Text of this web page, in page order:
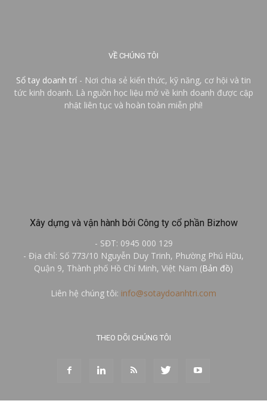
VỀ CHÚNG TÔI
Sổ tay doanh trí - Nơi chia sẻ kiến thức, kỹ năng, cơ hội và tin
tức kinh doanh. Là nguồn học liệu mở về kinh doanh được cập
nhật liên tục và hoàn toàn miễn phí!
Xây dựng và vận hành bởi Công ty cổ phần Bizhow
- SĐT: 0945 000 129
- Địa chỉ: Số 773/10 Nguyễn Duy Trinh, Phường Phú Hữu,
Quận 9, Thành phố Hồ Chí Minh, Việt Nam (Bản đồ)
Liên hệ chúng tôi: info@sotaydoanhtri.com
THEO DÕI CHÚNG TÔI